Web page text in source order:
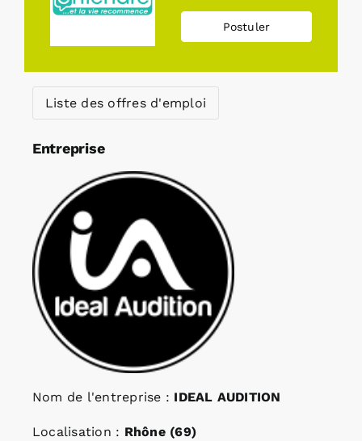
Liste des offres d'emploi
Entreprise
Nom de l'entreprise : IDEAL AUDITION
Localisation : Rhône (69)
Postuler